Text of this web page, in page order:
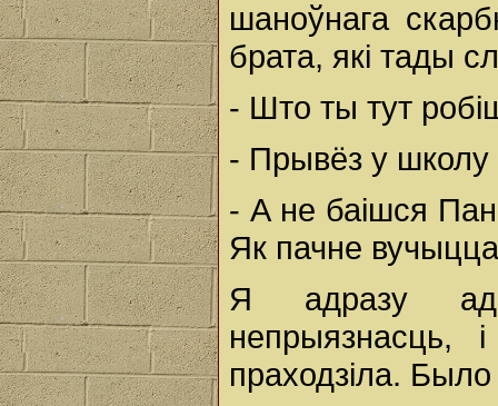
шаноўнага
брата, які тады
- Што ты тут
- Прывёз у школу
- А не баішся
Як пачне
Я адразу
непрыязнасць,
праходзіла. Было